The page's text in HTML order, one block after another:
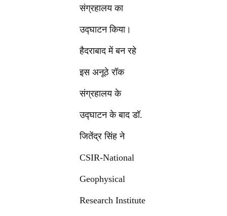
संग्रहालय का
उद्घाटन किया।
हैदराबाद में बन रहे
इस अनूठे रॉक
संग्रहालय के
उद्घाटन के बाद डॉ.
जितेंद्र सिंह ने
CSIR-National
Geophysical
Research Institute